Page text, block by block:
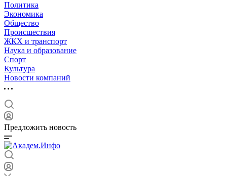
Политика
Экономика
Общество
Происшествия
ЖКХ и транспорт
Наука и образование
Спорт
Культура
Новости компаний
Предложить новость